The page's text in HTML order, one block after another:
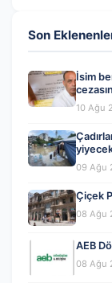
Son
İsim
10 Ağu
09 Ağu
Çiçek
08 Ağu
AEB
08 Ağu